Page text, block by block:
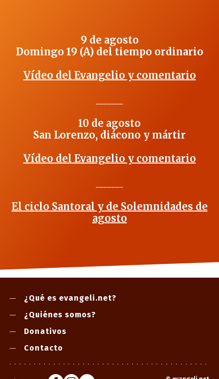
9 de agosto
Domingo 19 (A) del tiempo ordinario
Vídeo del Evangelio y comentario
10 de agosto
San Lorenzo, diácono y mártir
Vídeo del Evangelio y comentario
El ciclo Santoral y de Solemnidades de
agosto
¿Qué es evangeli.net?
¿Quiénes somos?
Donativos
Contacto